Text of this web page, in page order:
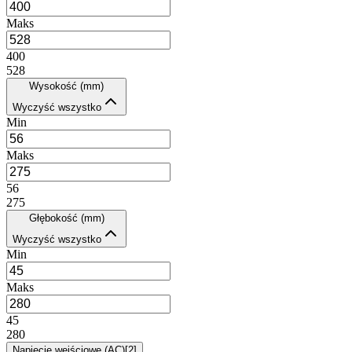
Maks
400
528
Wysokość (mm)
Wyczyść wszystko
Min
Maks
56
275
Głębokość (mm)
Wyczyść wszystko
Min
Maks
45
280